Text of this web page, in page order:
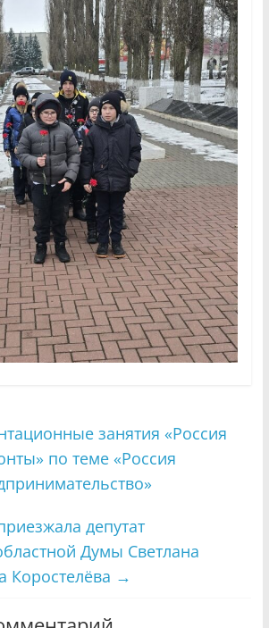
занятия «Россия
по теме «Россия
депутат
Думы Светлана
Коростелёва →